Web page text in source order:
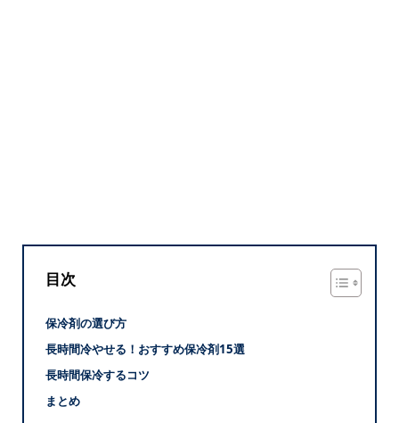
目次
保冷剤の選び方
長時間冷やせる！おすすめ保冷剤15選
長時間保冷するコツ
まとめ